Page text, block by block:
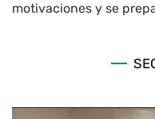
motivaciones y se